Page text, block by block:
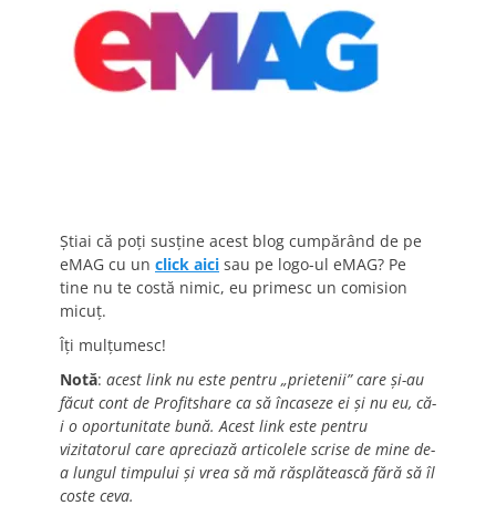
Știai că poți susține acest blog cumpărând de pe
eMAG cu un click aici sau pe logo-ul eMAG? Pe
tine nu te costă nimic, eu primesc un comision
micuț.
Îți mulțumesc!
Notă: acest link nu este pentru „prietenii” care și-au
făcut cont de Profitshare ca să încaseze ei și nu eu, că-
i o oportunitate bună. Acest link este pentru
vizitatorul care apreciază articolele scrise de mine de-
a lungul timpului și vrea să mă răsplătească fără să îl
coste ceva.